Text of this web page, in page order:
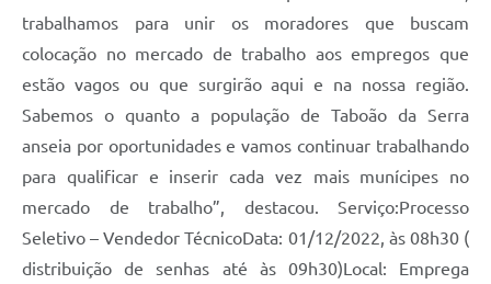
trabalhamos para unir os moradores que buscam
colocação no mercado de trabalho aos empregos que
estão vagos ou que surgirão aqui e na nossa região.
Sabemos o quanto a população de Taboão da Serra
anseia por oportunidades e vamos continuar trabalhando
para qualificar e inserir cada vez mais munícipes no
mercado de trabalho”, destacou. Serviço:Processo
Seletivo – Vendedor TécnicoData: 01/12/2022, às 08h30 (
distribuição de senhas até às 09h30)Local: Emprega